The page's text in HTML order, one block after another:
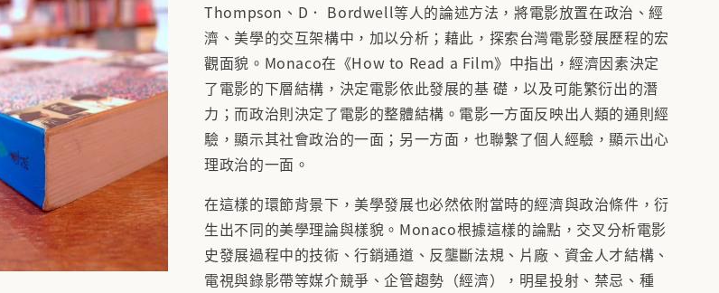
Thompson、D． Bordwell等人的論述方法，將電影放置在政治、經
濟、美學的交互架構中，加以分析；藉此，探索台灣電影發展歷程的宏
觀面貌。Monaco在《How to Read a Film》中指出，經濟因素決定
了電影的下層結構，決定電影依此發展的基 礎，以及可能繁衍出的潛
力；而政治則決定了電影的整體結構。電影一方面反映出人類的通則經
驗，顯示其社會政治的一面；另一方面，也聯繫了個人經驗，顯示出心
理政治的一面。
在這樣的環節背景下，美學發展也必然依附當時的經濟與政治條件，衍
生出不同的美學理論與樣貌。Monaco根據這樣的論點，交叉分析電影
史發展過程中的技術、行銷通道、反壟斷法規、片廠、資金人才結構、
電視與錄影帶等媒介競爭、企管趨勢（經濟），明星投射、禁忌、種